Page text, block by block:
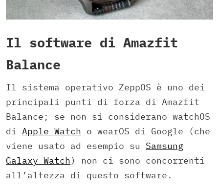
Il software di Amazfit
Balance
Il sistema operativo ZeppOS è uno dei
principali punti di forza di Amazfit
Balance; se non si considerano watchOS
di Apple Watch o wearOS di Google (che
viene usato ad esempio su Samsung
Galaxy Watch) non ci sono concorrenti
all’altezza di questo software.